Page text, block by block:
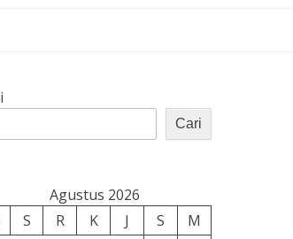
Cari
Agustus 2026
S R K J S
M